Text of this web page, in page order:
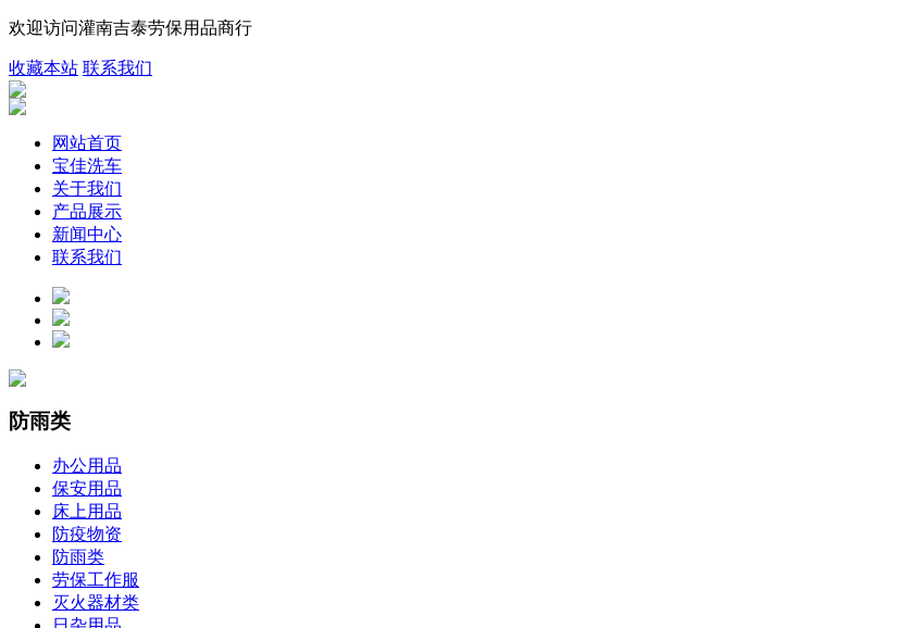
欢迎访问灌南吉泰劳保用品商行
收藏本站 联系我们
网站首页
宝佳洗车
关于我们
产品展示
新闻中心
联系我们
防雨类
办公用品
保安用品
床上用品
防疫物资
防雨类
劳保工作服
灭火器材类